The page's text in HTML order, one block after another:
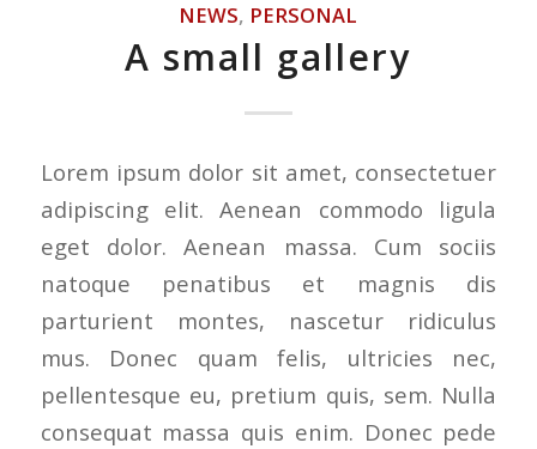
NEWS, PERSONAL
A small gallery
Lorem ipsum dolor sit amet, consectetuer
adipiscing elit. Aenean commodo ligula
eget dolor. Aenean massa. Cum sociis
natoque penatibus et magnis dis
parturient montes, nascetur ridiculus
mus. Donec quam felis, ultricies nec,
pellentesque eu, pretium quis, sem. Nulla
consequat massa quis enim. Donec pede